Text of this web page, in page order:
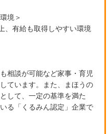
境＞
、有給も取得しやすい環境
相談が可能など家事・育児
ています。また、まほうの
して、一定の基準を満た
る「くるみん認定」企業で